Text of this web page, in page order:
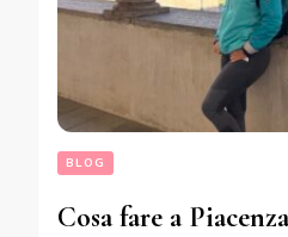
BLOG
Cosa fare a